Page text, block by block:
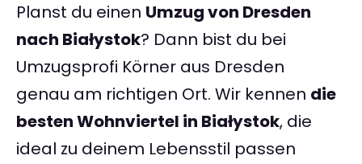
Planst du einen Umzug von Dresden
nach Białystok? Dann bist du bei
Umzugsprofi Körner aus Dresden
genau am richtigen Ort. Wir kennen die
besten Wohnviertel in Białystok, die
ideal zu deinem Lebensstil passen